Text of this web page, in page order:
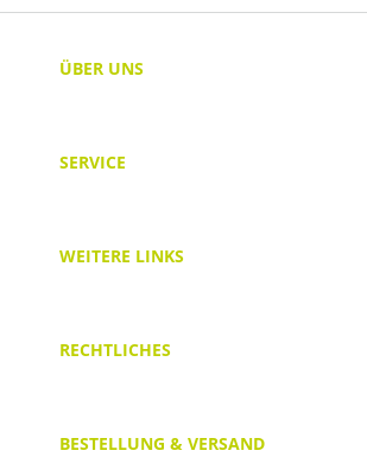
ÜBER UNS
SERVICE
WEITERE LINKS
RECHTLICHES
BESTELLUNG & VERSAND